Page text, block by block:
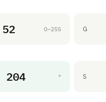
52 0–255 G
204 ° S